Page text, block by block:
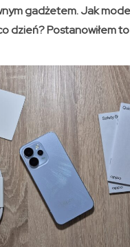
gadżetem. Jak
dzień? Postanowiłem to